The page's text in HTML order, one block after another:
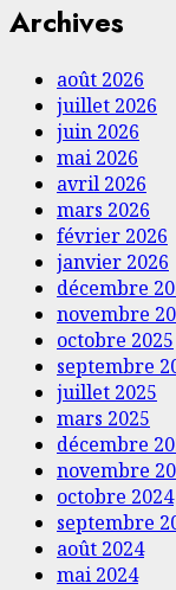
Archives
août 2026
juillet 2026
juin 2026
mai 2026
avril 2026
mars 2026
février 2026
janvier 2026
décembre
novembre
octobre 2025
septembre
juillet 2025
mars 2025
décembre
novembre
octobre 2024
septembre
août 2024
mai 2024